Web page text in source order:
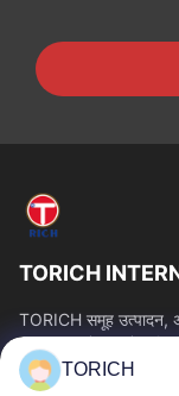
TORICH
TORICH समूह उत्पादन,
प्रसंस्करण में 30 से अधिक
त्वरित लिंक
TORICH